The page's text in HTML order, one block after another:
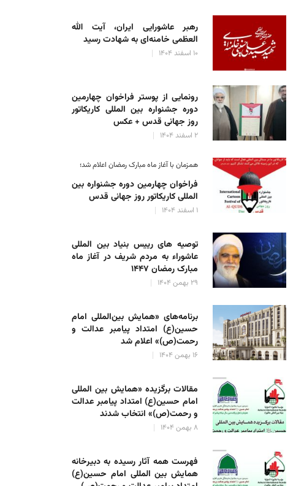
رهبر عاشورایی ایران، آیت الله
العظمی خامنه‌ای به شهادت رسید
۱۰ اسفند ۱۴۰۴
رونمایی از پوستر فراخوان چهارمین
دوره جشنواره بین المللی کاریکاتور
روز جهانی قدس + عکس
۲ اسفند ۱۴۰۴
همزمان با آغاز ماه مبارک رمضان اعلام شد؛
فراخوان چهارمین دوره جشنواره بین
المللی کاریکاتور روز جهانی قدس
۱ اسفند ۱۴۰۴
توصیه های رییس بنیاد بین المللی
عاشوراء به مردم شریف در آغاز ماه
مبارک رمضان ۱۴۴۷
۲۹ بهمن ۱۴۰۴
برنامه‌های «همایش بین‌المللی امام
حسین(ع) امتداد پیامبر عدالت و
رحمت(ص)» اعلام شد
۱۶ بهمن ۱۴۰۴
مقالات برگزیده «همایش بین المللی
امام حسین(ع) امتداد پیامبر عدالت
و رحمت(ص)» انتخاب شدند
۸ بهمن ۱۴۰۴
فهرست همه آثار رسیده به دبیرخانه
همایش بین المللی امام حسین(ع)